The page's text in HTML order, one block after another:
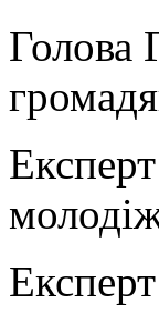
Голова